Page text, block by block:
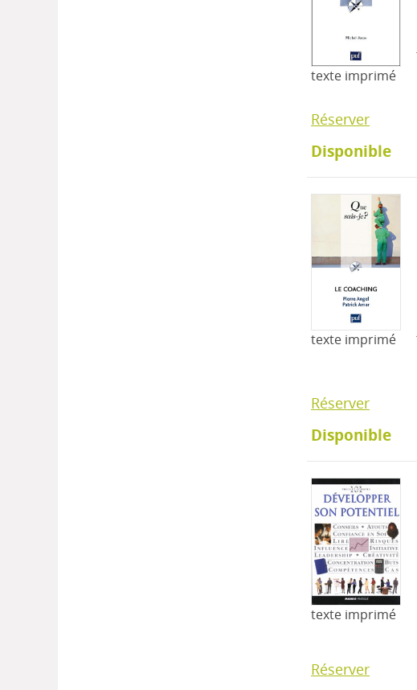
texte imprimé
Réserver
Disponible
texte imprimé
Réserver
Disponible
texte imprimé
Réserver